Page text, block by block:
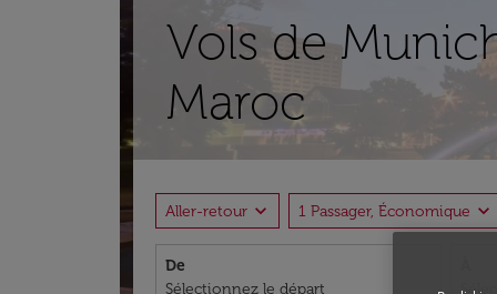
Vols de
Maroc
Aller-retour expand_more 1 Passager, Économique expand_more
De